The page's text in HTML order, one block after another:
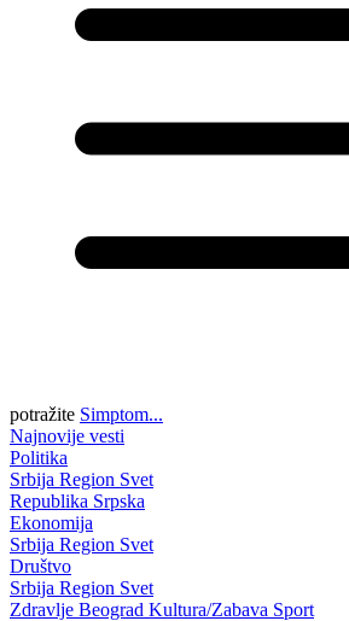
potražite Simptom...
Najnovije vesti
Politika
Srbija Region Svet
Republika Srpska
Ekonomija
Srbija Region Svet
Društvo
Srbija Region Svet
Zdravlje Beograd Kultura/Zabava Sport